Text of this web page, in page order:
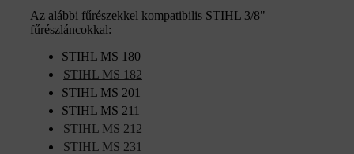
Az alábbi fűrészekkel kompatibilis STIHL 3/8"
fűrészláncokkal:
STIHL MS 180
STIHL MS 182
STIHL MS 201
STIHL MS 211
STIHL MS 212
STIHL MS 231